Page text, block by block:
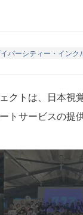
バーシティー・インク
クトは、日本視
トサービスの提